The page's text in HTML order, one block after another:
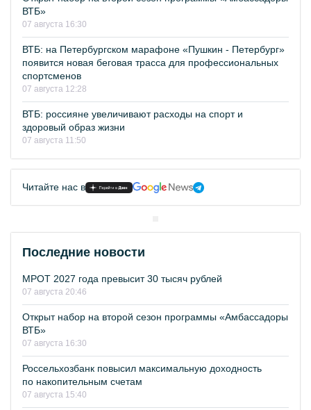
ВТБ»
07 августа 16:30
ВТБ: на Петербургском марафоне «Пушкин - Петербург»
появится новая беговая трасса для профессиональных
спортсменов
07 августа 12:28
ВТБ: россияне увеличивают расходы на спорт и
здоровый образ жизни
07 августа 11:50
Читайте нас в
Последние новости
МРОТ 2027 года превысит 30 тысяч рублей
07 августа 20:46
Открыт набор на второй сезон программы «Амбассадоры
ВТБ»
07 августа 16:30
Россельхозбанк повысил максимальную доходность
по накопительным счетам
07 августа 15:40